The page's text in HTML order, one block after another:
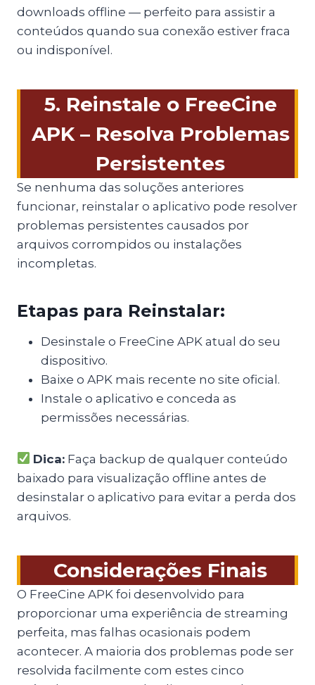
downloads offline — perfeito para assistir a
conteúdos quando sua conexão estiver fraca
ou indisponível.
5. Reinstale o FreeCine
APK – Resolva Problemas
Persistentes
Se nenhuma das soluções anteriores
funcionar, reinstalar o aplicativo pode resolver
problemas persistentes causados por
arquivos corrompidos ou instalações
incompletas.
Etapas para Reinstalar:
Desinstale o FreeCine APK atual do seu
dispositivo.
Baixe o APK mais recente no site oficial.
Instale o aplicativo e conceda as
permissões necessárias.
Dica: Faça backup de qualquer conteúdo
baixado para visualização offline antes de
desinstalar o aplicativo para evitar a perda dos
arquivos.
Considerações Finais
O FreeCine APK foi desenvolvido para
proporcionar uma experiência de streaming
perfeita, mas falhas ocasionais podem
acontecer. A maioria dos problemas pode ser
resolvida facilmente com estes cinco